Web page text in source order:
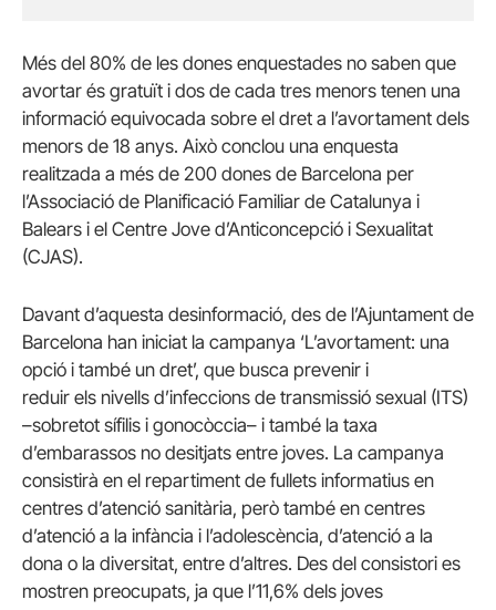
Més del 80% de les dones enquestades no saben que
avortar és gratuït i dos de cada tres menors tenen una
informació equivocada sobre el dret a l’avortament dels
menors de 18 anys. Això conclou una enquesta
realitzada a més de 200 dones de Barcelona per
l’Associació de Planificació Familiar de Catalunya i
Balears i el Centre Jove d’Anticoncepció i Sexualitat
(CJAS).
Davant d’aquesta desinformació, des de l’Ajuntament de
Barcelona han iniciat la campanya ‘L’avortament: una
opció i també un dret’, que busca prevenir i
reduir els nivells d’infeccions de transmissió sexual (ITS)
–sobretot sífilis i gonocòccia– i també la taxa
d’embarassos no desitjats entre joves. La campanya
consistirà en el repartiment de fullets informatius en
centres d’atenció sanitària, però també en centres
d’atenció a la infància i l’adolescència, d’atenció a la
dona o la diversitat, entre d’altres. Des del consistori es
mostren preocupats, ja que l’11,6% dels joves